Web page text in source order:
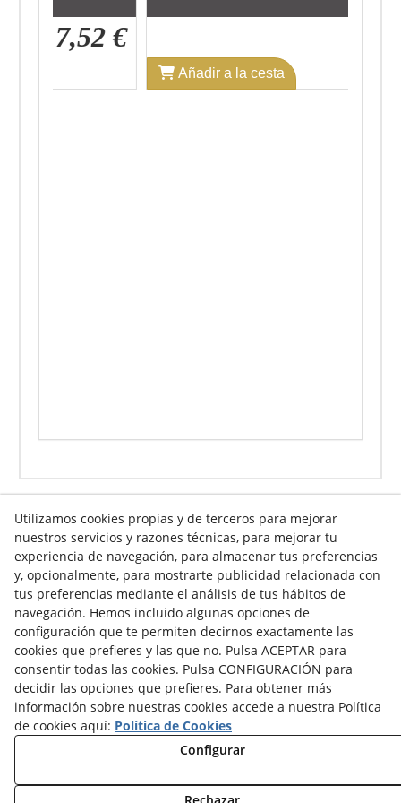
7,52 €
Añadir a la cesta
Info venta online
Contacto
Av. Tarragona, s/n
25300 Tàrrega(Lleida)España
973 310 732
carviresa@carviresa.com
Utilizamos cookies propias y de terceros para mejorar
nuestros servicios y razones técnicas, para mejorar tu
experiencia de navegación, para almacenar tus preferencias
y, opcionalmente, para mostrarte publicidad relacionada con
tus preferencias mediante el análisis de tus hábitos de
navegación. Hemos incluido algunas opciones de
configuración que te permiten decirnos exactamente las
cookies que prefieres y las que no. Pulsa ACEPTAR para
consentir todas las cookies. Pulsa CONFIGURACIÓN para
decidir las opciones que prefieres. Para obtener más
información sobre nuestras cookies accede a nuestra Política
de cookies aquí: Política de Cookies
Configurar